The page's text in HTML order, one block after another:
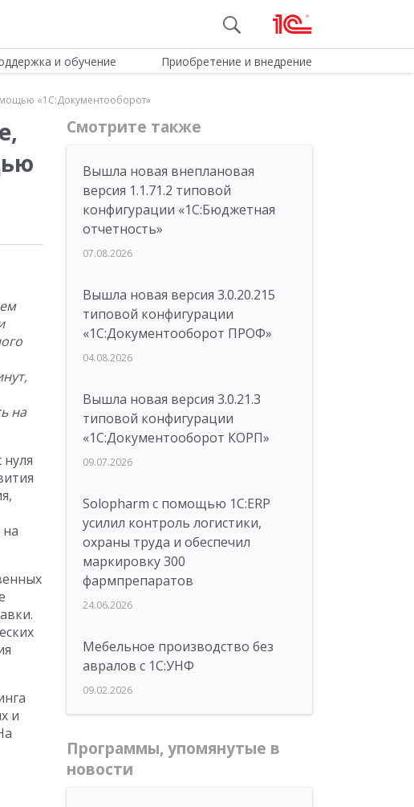
и обучение Приобретение и внедрение
«1С:Документооборот»
на
и
Смотрите также
Вышла новая внеплановая
версия 1.1.71.2 типовой
конфигурации «1C:Бюджетная
отчетность»
07.08.2026
Вышла новая версия 3.0.20.215
типовой конфигурации
«1С:Документооборот ПРОФ»
04.08.2026
Вышла новая версия 3.0.21.3
типовой конфигурации
«1С:Документооборот КОРП»
09.07.2026
Solopharm с помощью 1С:ERP
усилил контроль логистики,
охраны труда и обеспечил
маркировку 300
фармпрепаратов
24.06.2026
Мебельное производство без
авралов с 1С:УНФ
09.02.2026
Программы, упомянутые в
новости